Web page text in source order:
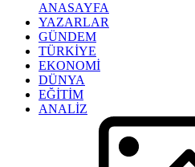
ANASAYFA
YAZARLAR
GÜNDEM
TÜRKİYE
EKONOMİ
DÜNYA
EĞİTİM
ANALİZ